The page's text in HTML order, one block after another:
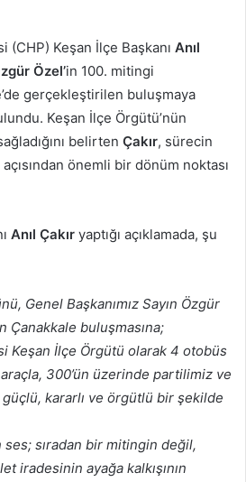
Keşan İlçe Başkanı Anıl
Özel’in 100. mitingi
gerçekleştirilen buluşmaya
Keşan İlçe Örgütü’nün
belirten Çakır, sürecin
önemli bir dönüm noktası
Anıl Çakır yaptığı açıklamada, şu
Genel Başkanımız Sayın Özgür
Çanakkale buluşmasına;
Keşan İlçe Örgütü olarak 4 otobüs
300’ün üzerinde partilimiz ve
kararlı ve örgütlü bir şekilde
ses; sıradan bir mitingin değil,
iradesinin ayağa kalkışının